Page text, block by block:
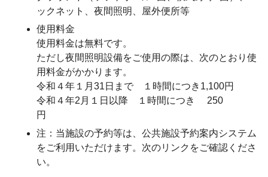
ックネット、夜間照明、屋外便所等
使用料金
使用料金は無料です。
ただし夜間照明設備をご使用の際は、次のとおり使
用料金がかかります。
令和４年１月31日まで １時間につき1,100円
令和４年2月１日以降 １時間につき 250
円
注：当施設の予約等は、公共施設予約案内システム
をご利用いただけます。次のリンクをご確認くださ
い。